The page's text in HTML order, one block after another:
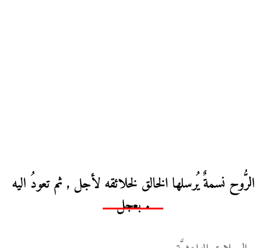
الرُّوح نسمةٌ يُرسلها الخالق لخلائقه لأجل , ثم تعودُ اليه
بعجل .